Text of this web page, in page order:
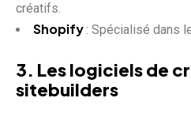
créatifs.
Shopify: Spécialisé dans
3. Les logiciels de
sitebuilders